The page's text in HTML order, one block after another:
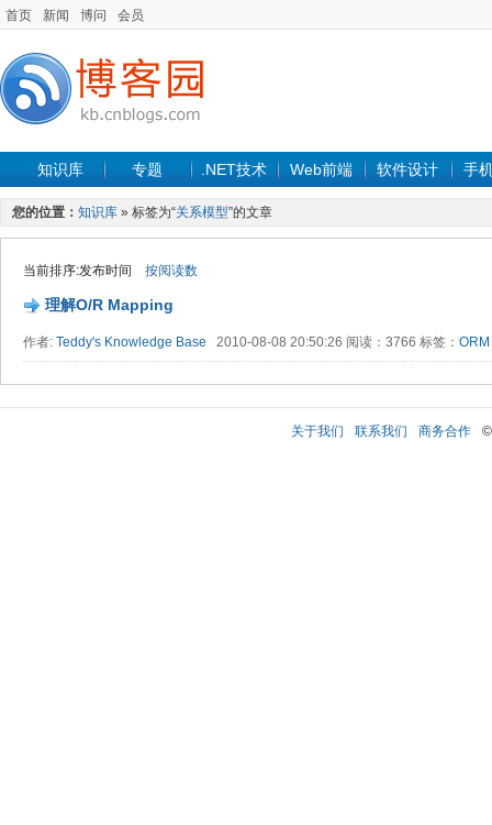
首页 新闻 博问 会员
知识库 专题 .NET技术 Web前端 软件设计 手
您的位置： 知识库 » 标签为“关系模型”的文章
当前排序:发布时间 按阅读数
理解O/R Mapping
作者: Teddy's Knowledge Base 2010-08-08 20:50:26 阅读：3766 标签： ORM
关于我们 联系我们 商务合作